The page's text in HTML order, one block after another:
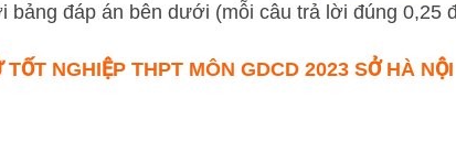
bảng đáp án bên dưới (mỗi câu trả lời đúng 0,25
TỐT NGHIỆP THPT MÔN GDCD 2023 SỞ HÀ NỘI